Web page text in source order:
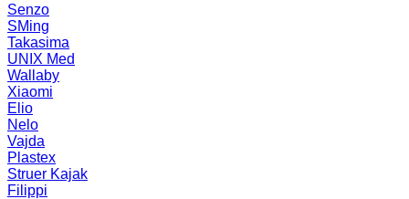
Senzo
SMing
Takasima
UNIX Med
Wallaby
Xiaomi
Elio
Nelo
Vajda
Plastex
Struer Kajak
Filippi